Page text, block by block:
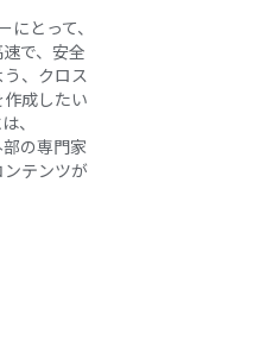
とって、
で、安全
、クロス
成したい
、
の専門家
テンツが